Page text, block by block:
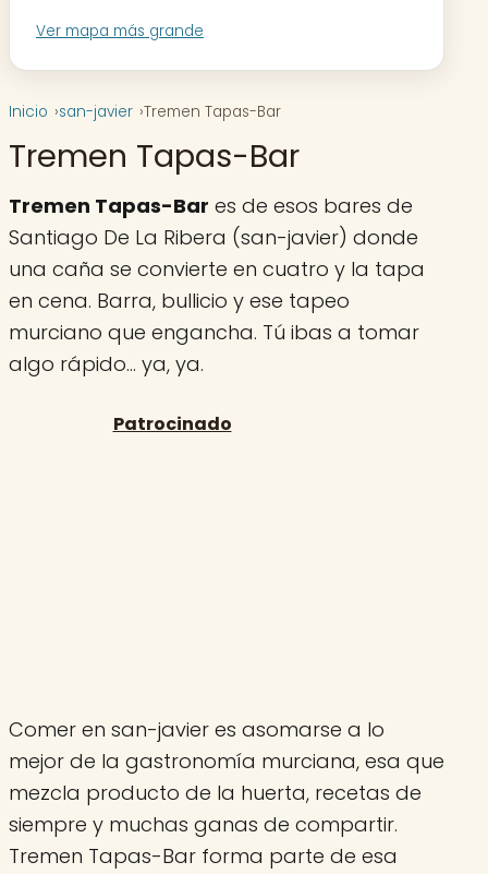
Ver mapa más grande
Inicio san-javier Tremen Tapas-Bar
Tremen Tapas-Bar
Tremen Tapas-Bar es de esos bares de
Santiago De La Ribera (san-javier) donde
una caña se convierte en cuatro y la tapa
en cena. Barra, bullicio y ese tapeo
murciano que engancha. Tú ibas a tomar
algo rápido… ya, ya.
Comer en san-javier es asomarse a lo
mejor de la gastronomía murciana, esa que
mezcla producto de la huerta, recetas de
siempre y muchas ganas de compartir.
Tremen Tapas-Bar forma parte de esa